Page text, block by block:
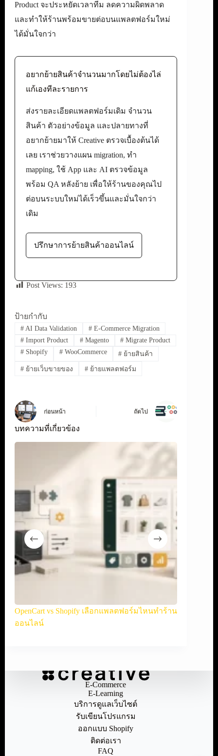
Product จะประหยัดเวลาทีม ลดความผิดพลาด
และทำให้ร้านพร้อมขายต่อบนแพลตฟอร์มใหม่
ได้มั่นใจกว่า
อยากย้ายสินค้าจำนวนมากโดยไม่ต้องไล่
แก้เองทีละรายการ
ส่งรายละเอียดแพลตฟอร์มเดิม จำนวน
สินค้า ตัวอย่างข้อมูล และปลายทางที่
อยากย้ายมาให้ Creative ตรวจเบื้องต้นได้
เลย เราช่วยวางแผน migration, ทำ
mapping, ใช้ App และ AI ตรวจข้อมูล
พร้อม QA หลังย้าย เพื่อให้ร้านของคุณไป
ต่อบนระบบใหม่ได้เร็วขึ้นและมั่นใจกว่า
เดิม
ปรึกษาการย้ายสินค้าออนไลน์
Post Views: 193
ป้ายกำกับ
#AI Data Validation #E-Commerce Migration
#Import Product #Magento # Migrate Product
#Shopify #WooCommerce # ย้ายสินค้า
#ย้ายเว็บขายของ #ย้ายแพลตฟอร์ม
ก่อนหน้า ถัดไป
บทความที่เกี่ยวข้อง
เลือกแพลตฟอร์มไหนทำร้านWooCommerce vs Shopify เลือ
E-Commerce
E-Learning
บริการดูแลเว็บไซต์
รับเขียนโปรแกรม
ออกแบบ Shopify
ติดต่อเรา
FAQ